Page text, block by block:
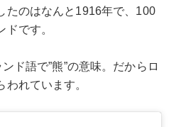
たのはなんと1916年で、100
です。
ド語で”熊”の意味。だからロ
れています。